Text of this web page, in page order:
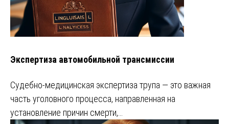
Экспертиза автомобильной трансмиссии
Судебно-медицинская экспертиза трупа — это важная
часть уголовного процесса, направленная на
установление причин смерти,…